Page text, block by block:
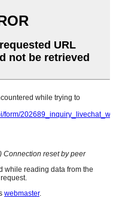
Swahili
Tajik
Telugu
Ukrainian
Urdu
Xhosa
Yiddish